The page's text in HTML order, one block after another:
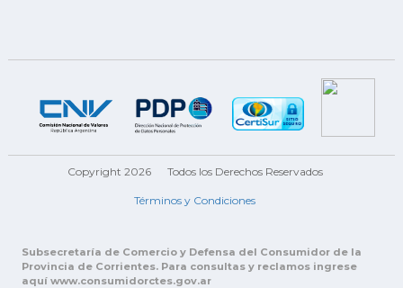
Copyright 2026 Todos los Derechos Reservados
Términos y Condiciones
Subsecretaría de Comercio y Defensa del Consumidor de la
Provincia de Corrientes. Para consultas y reclamos ingrese
aquí www.consumidorctes.gov.ar